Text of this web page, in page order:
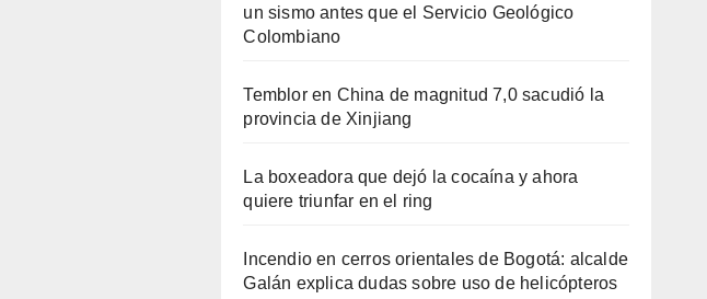
un sismo antes que el Servicio Geológico
Colombiano
Temblor en China de magnitud 7,0 sacudió la
provincia de Xinjiang
La boxeadora que dejó la cocaína y ahora
quiere triunfar en el ring​
Incendio en cerros orientales de Bogotá: alcalde
Galán explica dudas sobre uso de helicópteros